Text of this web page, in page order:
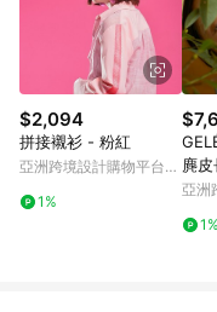
相關認定以Yahoo購物中心
$2,094
拼接襯衫 - 粉紅
亞洲跨境設計購物平台
1%
麂
亞洲
1%